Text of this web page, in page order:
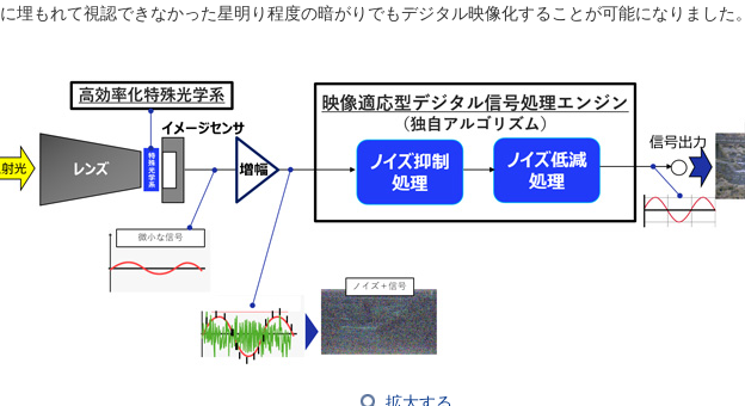
に埋もれて視認できなかった星明り程度の暗がりでもデジタル映像化することが可能になりました。